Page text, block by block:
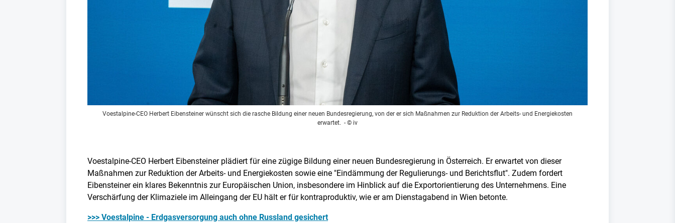
Voestalpine-CEO Herbert Eibensteiner wünscht sich die rasche Bildung einer neuen Bundesregierung, von der er sich Maßnahmen zur Reduktion der Arbeits- und Energiekosten
erwartet. - © iv
Voestalpine-CEO Herbert Eibensteiner plädiert für eine zügige Bildung einer neuen Bundesregierung in Österreich. Er erwartet von dieser
Maßnahmen zur Reduktion der Arbeits- und Energiekosten sowie eine "Eindämmung der Regulierungs- und Berichtsflut". Zudem fordert
Eibensteiner ein klares Bekenntnis zur Europäischen Union, insbesondere im Hinblick auf die Exportorientierung des Unternehmens. Eine
Verschärfung der Klimaziele im Alleingang der EU hält er für kontraproduktiv, wie er am Dienstagabend in Wien betonte.
>>> Voestalpine - Erdgasversorgung auch ohne Russland gesichert